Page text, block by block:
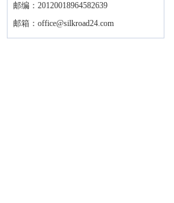
邮编：20120018964582639
邮箱： office@silkroad24.com